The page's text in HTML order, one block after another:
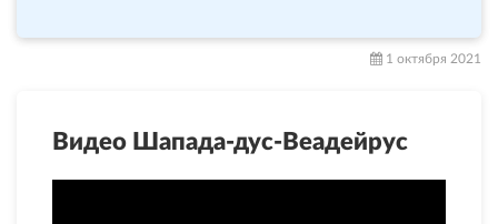
1 октября 2021
Видео Шапада-дус-Веадейрус